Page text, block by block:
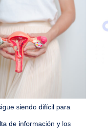
siendo difícil para
de información y los